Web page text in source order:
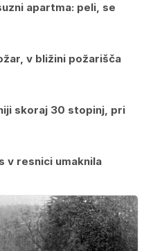
apartma: peli, se
v bližini požarišča
skoraj 30 stopinj, pri
v resnici umaknila